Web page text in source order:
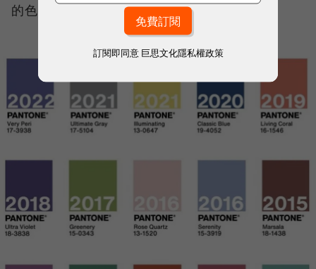
的色彩作為年度流行色。
訂閱即同意 巨思文化隱私權政策